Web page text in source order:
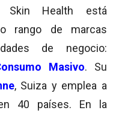
Health está
rango de marcas
de negocio:
Masivo. Su
, Suiza y emplea a
40 países. En la